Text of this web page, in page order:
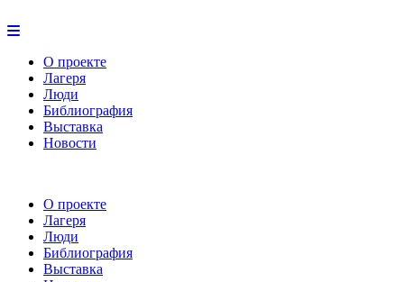
О проекте
Лагеря
Люди
Библиография
Выставка
Новости
О проекте
Лагеря
Люди
Библиография
Выставка